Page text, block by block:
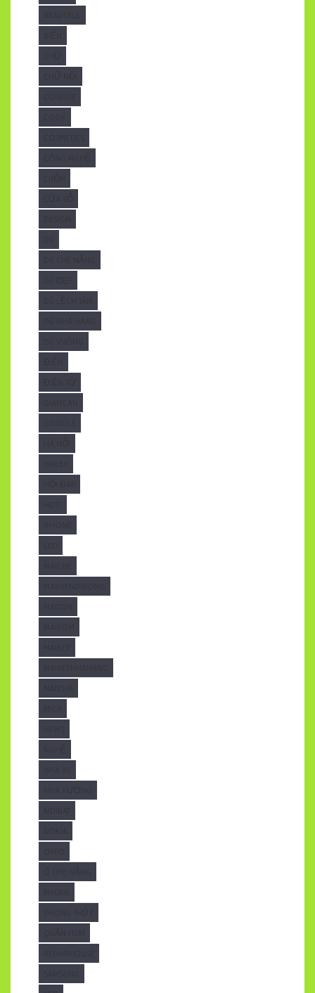
BEAUTIFUL
BIỂN
CHỮ
CHỮ NỔI
COSMETICS
CÔNG NGHỆ
CUỐN
CỬA SỔ
DÙ ĐẸP
DÙ LỆCH TÂM
DÙ NHÀ HÀNG
ĐIỆN
ĐIỆN TỬ
GIAMCAN
HÀ NỘI
HỎI ĐÁP
HOT1
MAICHE
MAIHIENDIDONG
MAITON
MAIVOM
MAIXEP
MAIXEPNHAHANG
MATCHA
MICA
NGHỆ
NHÀ XE
NHÀ XƯỞNG
NOIBAT
NOKIA
PHONG THỦY
REPAIRHOUSE
SAMSUNG